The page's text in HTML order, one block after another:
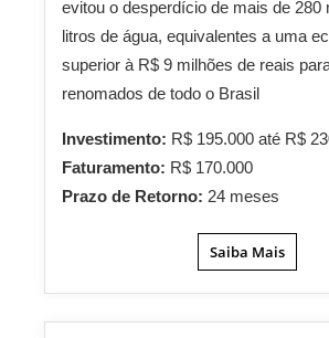
evitou o desperdício de mais de 280
litros de água, equivalentes a uma
superior à R$ 9 milhões de reais
renomados de todo o Brasil
Investimento: R$ 195.000 até R$
Faturamento: R$ 170.000
Prazo de Retorno: 24 meses
Saiba Mais